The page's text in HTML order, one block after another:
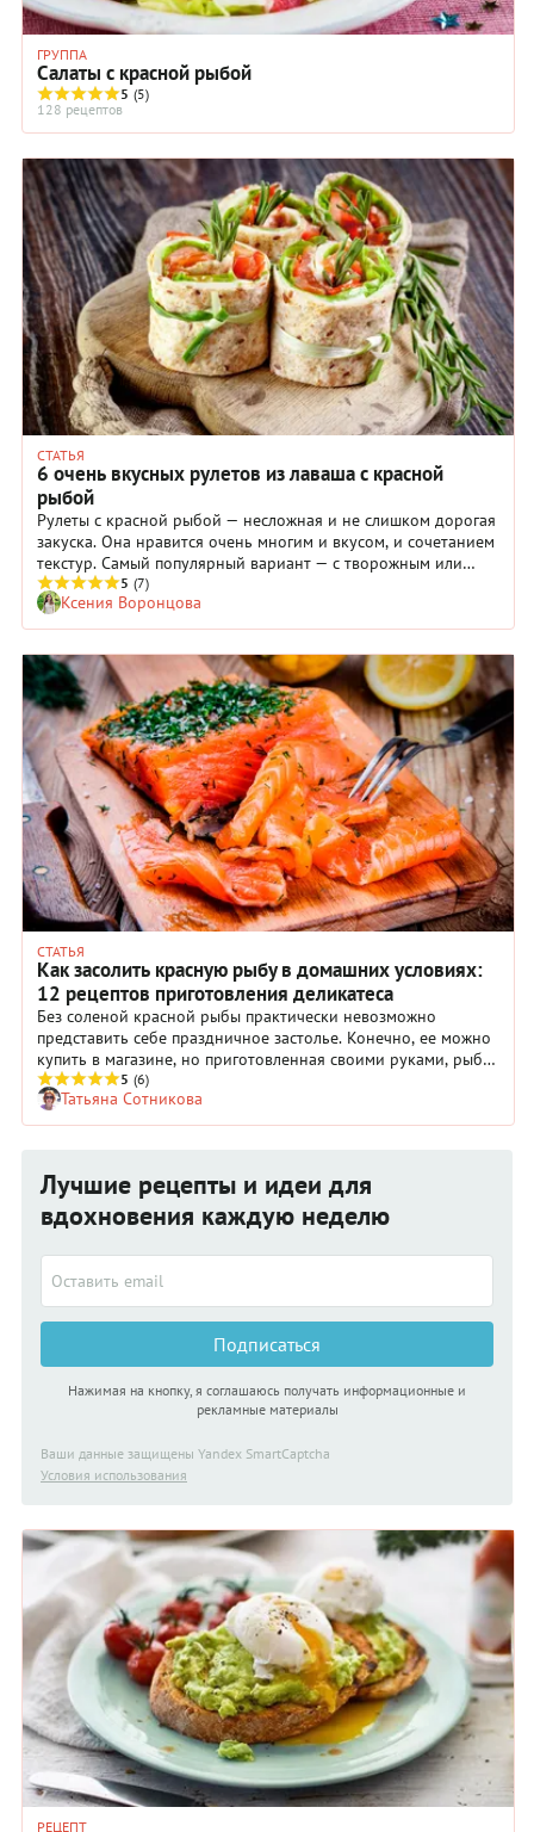
ГРУППА
Салаты с красной рыбой
5 (5)
128 рецептов
СТАТЬЯ
6 очень вкусных рулетов из лаваша с красной
рыбой
Рулеты с красной рыбой — несложная и не слишком дорогая
закуска. Она нравится очень многим и вкусом, и сочетанием
текстур. Самый популярный вариант — с творожным или
сливочным сыром, но мы предложим не только его. Вот
несколько интересных рецептов рулета из лаваша с красной
рыбой.
5 (7)
Ксения Воронцова
СТАТЬЯ
Как засолить красную рыбу в домашних условиях:
12 рецептов приготовления деликатеса
Без соленой красной рыбы практически невозможно
представить себе праздничное застолье. Конечно, ее можно
купить в магазине, но приготовленная своими руками, рыба
всегда кажется вкуснее. Выбирайте любой из 12
проверенных рецептов и солите красную рыбу
самостоятельно в домашних условиях.
5 (6)
Татьяна Сотникова
Лучшие рецепты и идеи для
вдохновения каждую неделю
Подписаться
Нажимая на кнопку, я соглашаюсь получать информационные и
рекламные материалы
Ваши данные защищены Yandex SmartCaptcha
Условия использования
РЕЦЕПТ